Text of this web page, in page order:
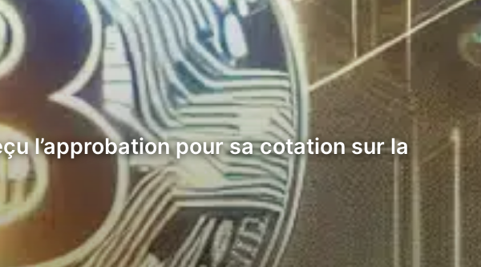
l’approbation pour sa cotation sur la